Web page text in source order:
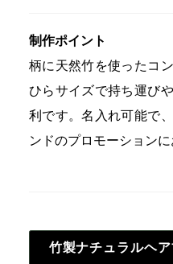
制作ポイント
柄に天然竹を使ったコ
ひらサイズで持ち運び
利です。名入れ可能で
ンドのプロモーションに
竹製ナチュラルヘ